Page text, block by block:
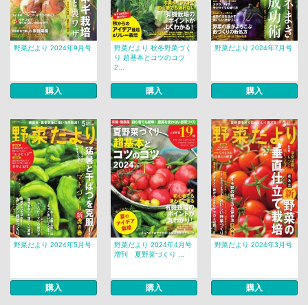
野菜だより 2024年9月号
購入
野菜だより 秋冬野菜づく
り 超基本とコツのコツ
2...
購入
野菜だより 2024年7月号
購入
野菜だより 2024年5月号
購入
野菜だより 2024年4月号
増刊 夏野菜づくり ...
購入
野菜だより 2024年3月号
購入